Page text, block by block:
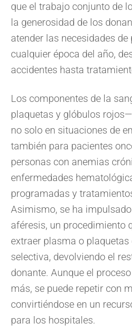
que el trabajo conjunto de
la generosidad de los
atender las necesidades de
cualquier época del año,
accidentes hasta
Los componentes de la
plaquetas y glóbulos
no solo en situaciones de
también para pacientes
personas con anemias
enfermedades
programadas y
Asimismo, se ha
aféresis, un procedimiento
extraer plasma o plaquetas
selectiva, devolviendo el
donante. Aunque el
más, se puede repetir con
convirtiéndose en un
para los hospitales.